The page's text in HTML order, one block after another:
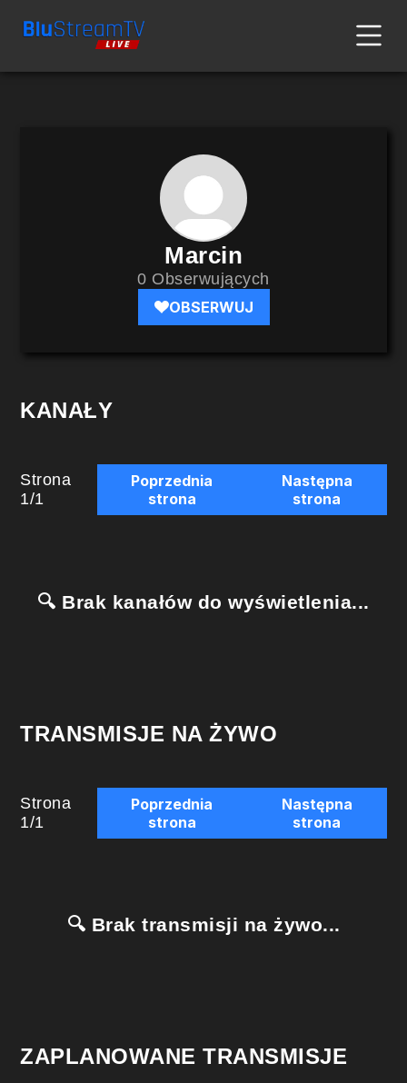
Marcin
0 Obserwujących
OBSERWUJ
KANAŁY
Strona
1/1
Poprzednia
strona
Następna
strona
🔍 Brak kanałów do wyświetlenia...
TRANSMISJE NA ŻYWO
Strona
1/1
Poprzednia
strona
Następna
strona
🔍 Brak transmisji na żywo...
ZAPLANOWANE TRANSMISJE